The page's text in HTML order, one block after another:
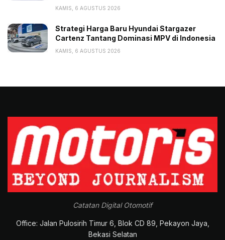
KAMIS, 6 AGUSTUS 2026
Strategi Harga Baru Hyundai Stargazer
Cartenz Tantang Dominasi MPV di Indonesia
KAMIS, 6 AGUSTUS 2026
Catatan Digital Otomotif
Office: Jalan Pulosirih Timur 6, Blok CD 89, Pekayon Jaya,
Bekasi Selatan